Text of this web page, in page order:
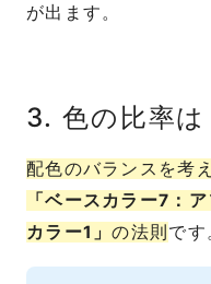
が出ます。
3. 色の比率
配色のバランスを考
「ベースカラー7：
カラー1」の法則です